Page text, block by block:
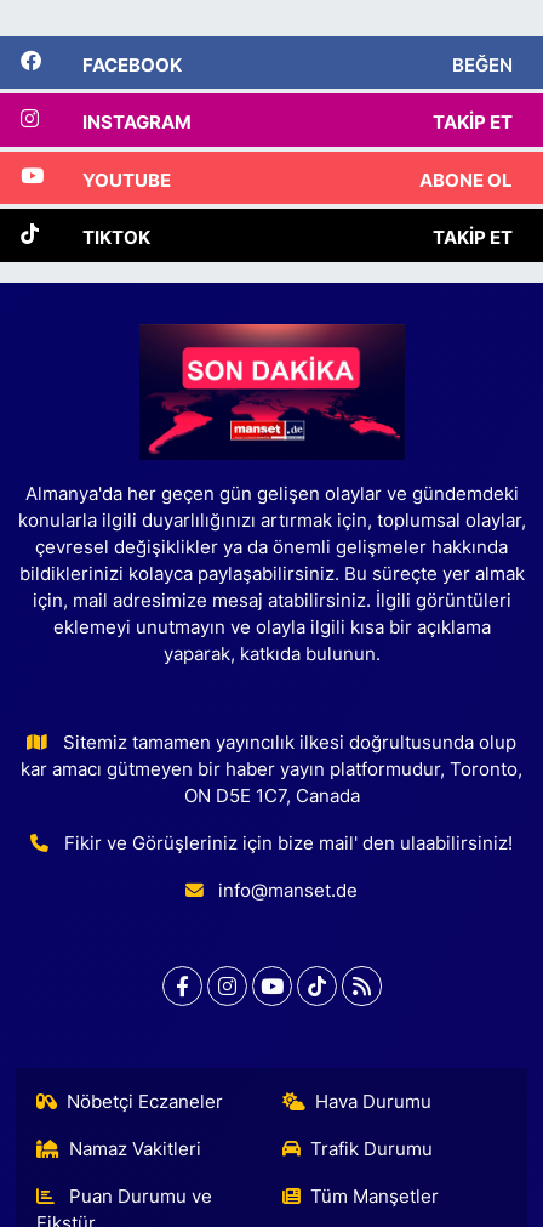
FACEBOOK BEĞEN
INSTAGRAM TAKIP ET
YOUTUBE ABONE OL
TIKTOK TAKIP ET
Almanya'da her geçen gün gelişen olaylar ve gündemdeki
konularla ilgili duyarlılığınızı artırmak için, toplumsal olaylar,
çevresel değişiklikler ya da önemli gelişmeler hakkında
bildiklerinizi kolayca paylaşabilirsiniz. Bu süreçte yer almak
için, mail adresimize mesaj atabilirsiniz. İlgili görüntüleri
eklemeyi unutmayın ve olayla ilgili kısa bir açıklama
yaparak, katkıda bulunun.
Sitemiz tamamen yayıncılık ilkesi doğrultusunda olup
kar amacı gütmeyen bir haber yayın platformudur, Toronto,
ON D5E 1C7, Canada
Fikir ve Görüşleriniz için bize mail' den ulaabilirsiniz!
info@manset.de
Nöbetçi Eczaneler Hava Durumu
Namaz Vakitleri Trafik Durumu
Puan Durumu ve
Tüm Manşetler